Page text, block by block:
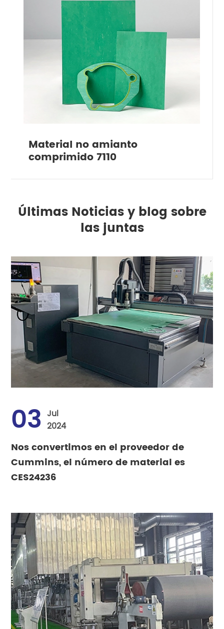
Material no amianto
comprimido 7110
Últimas Noticias y blog sobre
las juntas
03 Jul
2024
Nos convertimos en el proveedor de
Cummins, el número de material es
CES24236